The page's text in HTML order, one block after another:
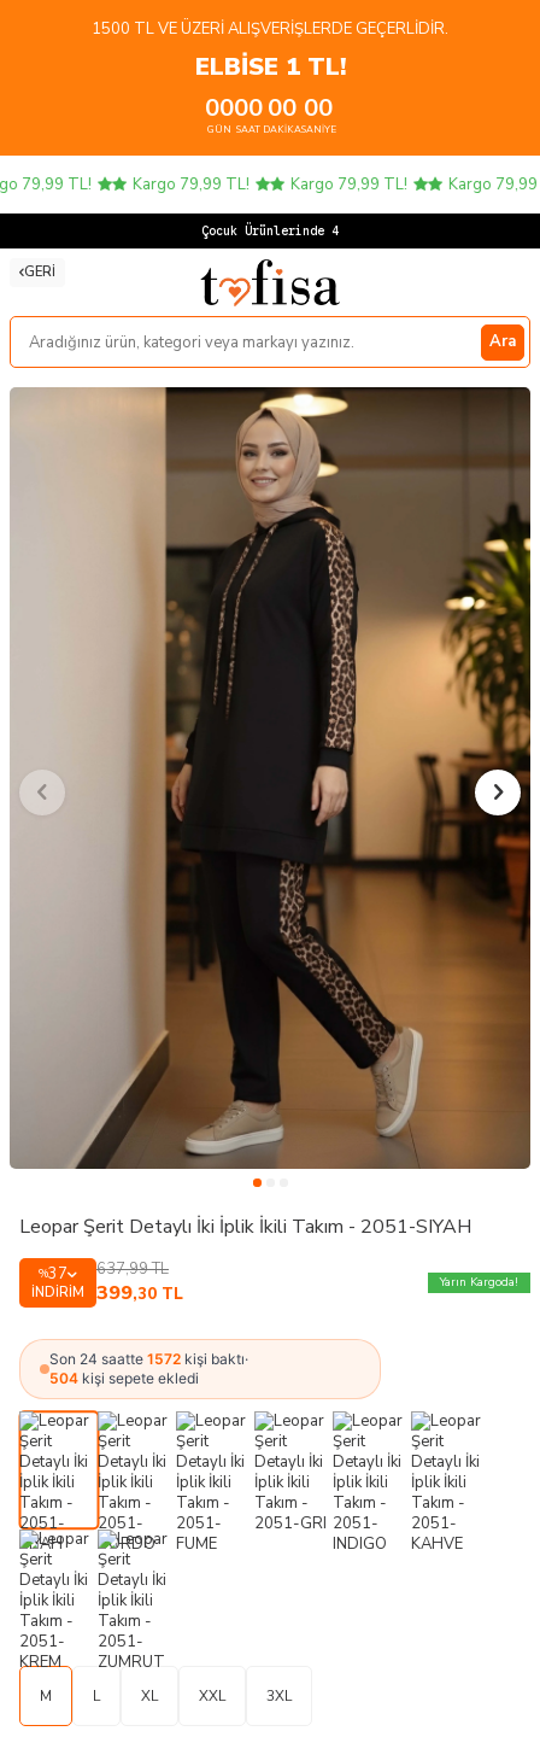
1500 TL VE ÜZERI ALIŞVERIŞLERDE GEÇERLIDIR.
ELBİSE 1 TL!
00
GÜN
00
SAAT
00
DAKIKA
00
SANIYE
TL! Kargo 79,99 TL! Kargo 79,99 TL! Kargo 79,99
Çocuk Ürünlerinde 4 AL 3
GERI
Ara
Leopar Şerit Detaylı İki İplik İkili Takım - 2051-SIYAH
%37
İNDIRIM
637,99TL
399,30 TL
Yarın Kargoda!
Son 24 saatte 1572 kişi baktı·
504 kişi sepete ekledi
M L XL XXL 3XL